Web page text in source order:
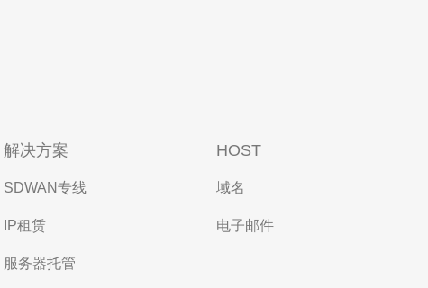
解决方案
SDWAN专线
IP租赁
服务器托管
HOST
域名
电子邮件